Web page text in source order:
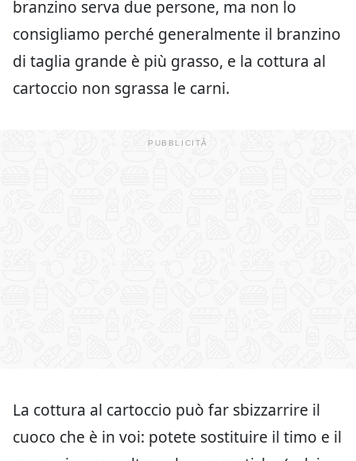
branzino serva due persone, ma non lo
consigliamo perché generalmente il branzino
di taglia grande è più grasso, e la cottura al
cartoccio non sgrassa le carni.
La cottura al cartoccio può far sbizzarrire il
cuoco che è in voi: potete sostituire il timo e il